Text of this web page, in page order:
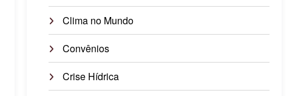
Clima no Mundo
Convênios
Crise Hídrica